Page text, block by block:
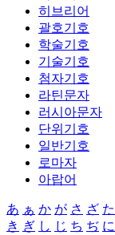
히브리어
괄호기호
학술기호
기술기호
첨자기호
라틴문자
러시아문자
단위기호
일반기호
로마자
아랍어
あ ぁ か が さ ざ た
き ぎ し じ ち ぢ に